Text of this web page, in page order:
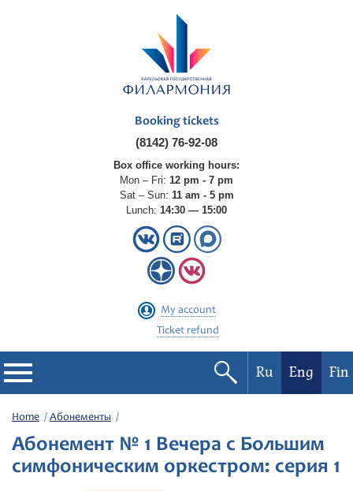
Booking tickets
(8142) 76-92-08
Box office working hours:
Mon – Fri: 12 pm - 7 pm
Sat – Sun: 11 am - 5 pm
Lunch: 14:30 — 15:00
My account
Ticket refund
Philharmonic
Current events
Ru Eng Fin
Home Абонементы
Абонемент № 1 Вечера с Большим
симфоническим оркестром: серия 1